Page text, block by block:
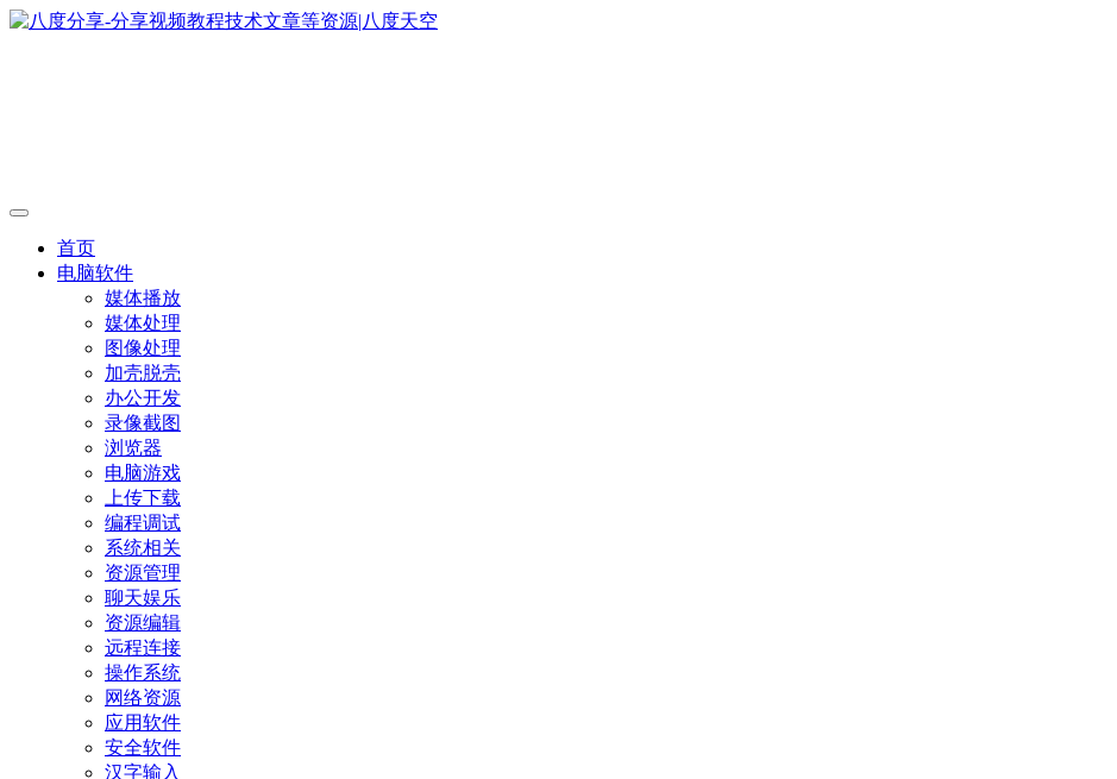
首页
电脑软件
媒体播放
媒体处理
图像处理
加壳脱壳
办公开发
录像截图
浏览器
电脑游戏
上传下载
编程调试
系统相关
资源管理
聊天娱乐
资源编辑
远程连接
操作系统
网络资源
应用软件
安全软件
汉字输入